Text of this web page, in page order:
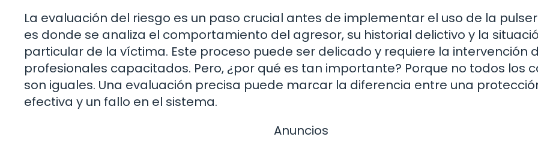
La evaluación del riesgo es un paso crucial antes de implementar el uso de la
es donde se analiza el comportamiento del agresor, su historial delictivo y la
particular de la víctima. Este proceso puede ser delicado y requiere la intervención
profesionales capacitados. Pero, ¿por qué es tan importante? Porque no todos los
son iguales. Una evaluación precisa puede marcar la diferencia entre una
efectiva y un fallo en el sistema.
Anuncios